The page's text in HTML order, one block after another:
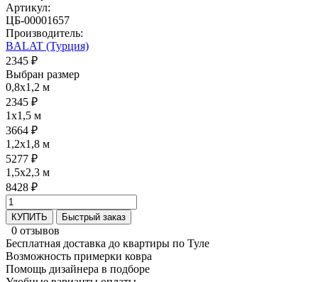
Артикул:
ЦБ-00001657
Производитель:
BALAT (Турция)
2345 ₽
Выбран размер
0,8x1,2 м
2345 ₽
1x1,5 м
3664 ₽
1,2x1,8 м
5277 ₽
1,5x2,3 м
8428 ₽
КУПИТЬ Быстрый заказ
0 отзывов
Бесплатная доставка до квартиры по Туле
Возможность примерки ковра
Помощь дизайнера в подборе